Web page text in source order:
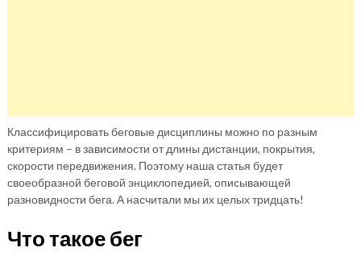
Классифицировать беговые дисциплины можно по разным
критериям – в зависимости от длины дистанции, покрытия,
скорости передвижения. Поэтому наша статья будет
своеобразной беговой энциклопедией, описывающей
разновидности бега. А насчитали мы их целых тридцать!
Что такое бег